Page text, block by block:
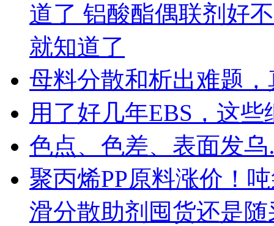
道了 铝酸酯偶联剂好
就知道了
母料分散和析出难题
用了好几年EBS，这
色点、色差、表面发
聚丙烯PP原料涨价！
滑分散助剂囤货还是随